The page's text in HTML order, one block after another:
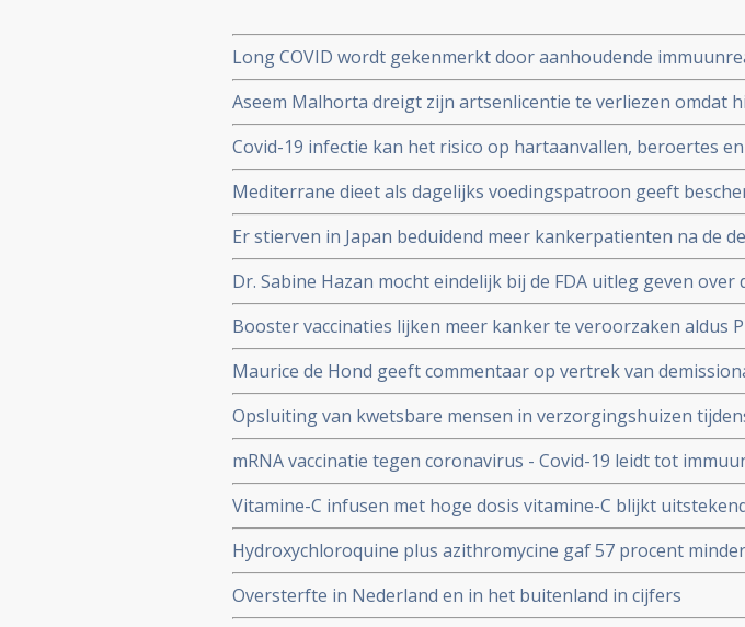
Long COVID wordt gekenmerkt door aanhoudende
cytotoxische CD8+ T-cellen op het SARS-CoV-2 virus
immuunreacties op de herpesvirussen Epstein-Barr-virus en
patienten met aanhoudende Long Covid
Aseem Malhorta dreigt zijn artsenlicentie te verliezen omdat
Covid mRNA vaccins ter discussie stelde in een studierapport
jarige leeftijd plotseling overleedt aan een hartaanval
Covid-19 infectie kan het risico op hartaanvallen, beroertes
gedurende drie jaar na een infectie verhogen
Mediterrane dieet als dagelijks voedingspatroon geeft
coronavirus - Covid-19 blijkt uit meta analyse van 6 grote
Er stierven in Japan beduidend meer kankerpatienten na de
vaccinatie in vergelijking met andere jaren
Dr. Sabine Hazan mocht eindelijk bij de FDA uitleg geven over
complementaire middelen en de samenstelling van de
Booster vaccinaties lijken meer kanker te veroorzaken aldus
en waarschuwt voor gebruik van mRNA vaccins als booster.
Maurice de Hond geeft commentaar op vertrek van
Kuipers en verhoor van Fauci in Amerika en weerlegt RIVM
genadeloze analyse
Opsluiting van kwetsbare mensen in verzorgingshuizen
de slechtst mogelijke resultaten
mRNA vaccinatie tegen coronavirus - Covid-19 leidt tot
natuurlijke infectie met Sars-Cov-2 leidt tot langdurige
Vitamine-C infusen met hoge dosis vitamine-C blijkt
besmet met het corona virus (COVID-19) en al met
Studie.
Hydroxychloroquine plus azithromycine gaf 57 procent
coronavirus besmetting bij patienten opgenomen in het
Belgische studie
Oversterfte in Nederland en in het buitenland in cijfers